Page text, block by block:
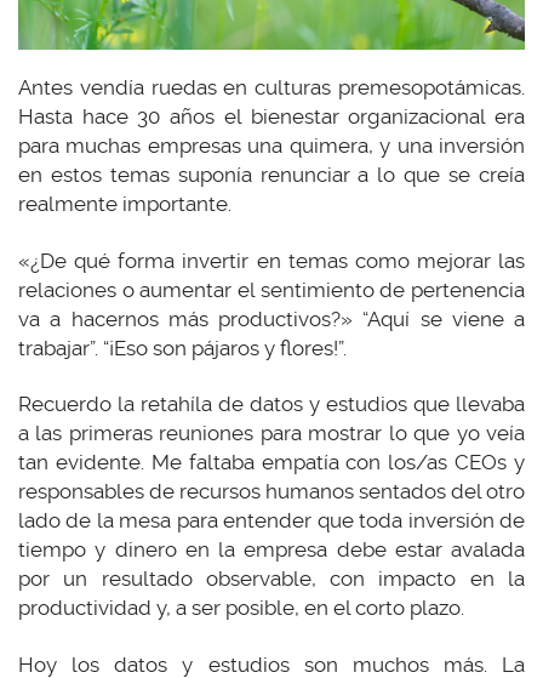
Antes vendía ruedas en culturas premesopotámicas.
Hasta hace 30 años el bienestar organizacional era
para muchas empresas una quimera, y una inversión
en estos temas suponía renunciar a lo que se creía
realmente importante.
«¿De qué forma invertir en temas como mejorar las
relaciones o aumentar el sentimiento de pertenencia
va a hacernos más productivos?» “Aquí se viene a
trabajar”. “¡Eso son pájaros y flores!”.
Recuerdo la retahíla de datos y estudios que llevaba
a las primeras reuniones para mostrar lo que yo veía
tan evidente. Me faltaba empatía con los/as CEOs y
responsables de recursos humanos sentados del otro
lado de la mesa para entender que toda inversión de
tiempo y dinero en la empresa debe estar avalada
por un resultado observable, con impacto en la
productividad y, a ser posible, en el corto plazo.
Hoy los datos y estudios son muchos más. La